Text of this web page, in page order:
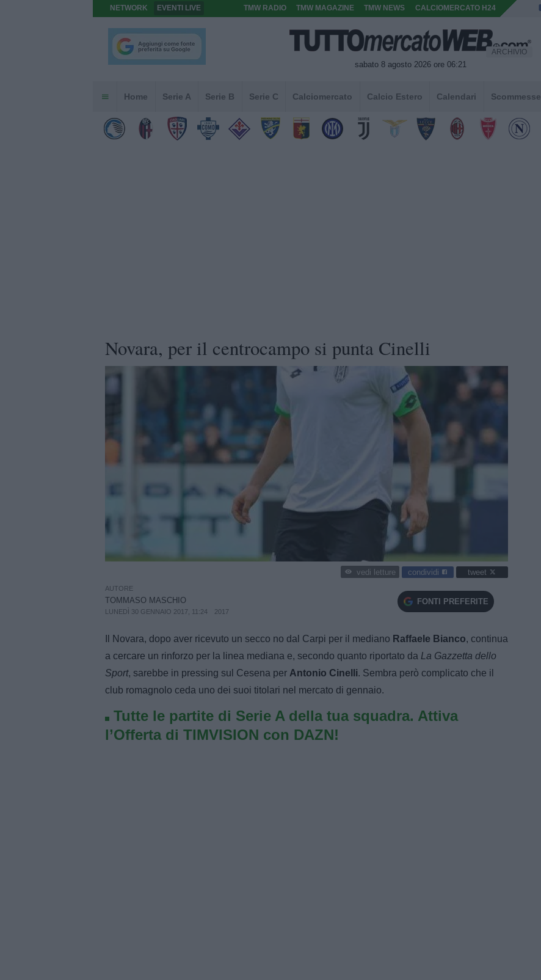
NETWORK EVENTI LIVE TMW RADIO TMW MAGAZINE TMW NEWS CALCIOMERCATO H24
sabato 8 agosto 2026 ore 06:21
ARCHIVIO
Home Serie A Serie B Serie C Calciomercato Calcio Estero Calendari Scommesse
Novara, per il centrocampo si punta Cinelli
vedi letture condividi tweet
AUTORE
TOMMASO MASCHIO
LUNEDÌ 30 GENNAIO 2017, 11:24 2017
FONTI PREFERITE
Il Novara, dopo aver ricevuto un secco no dal Carpi per il mediano Raffaele Bianco, continua
a cercare un rinforzo per la linea mediana e, secondo quanto riportato da La Gazzetta dello
Sport, sarebbe in pressing sul Cesena per Antonio Cinelli. Sembra però complicato che il
club romagnolo ceda uno dei suoi titolari nel mercato di gennaio.
Tutte le partite di Serie A della tua squadra. Attiva
l’Offerta di TIMVISION con DAZN!